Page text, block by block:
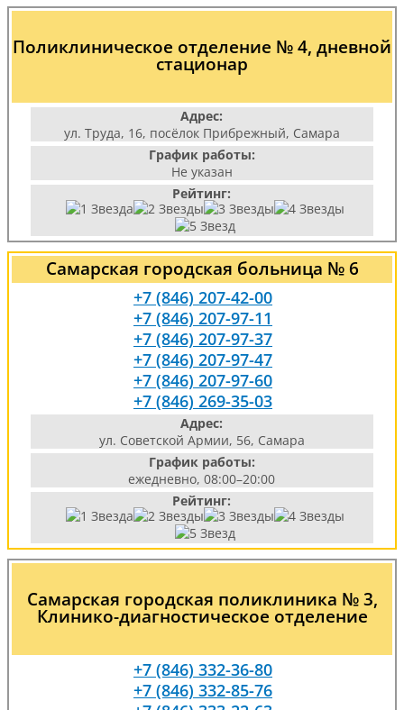
Поликлиническое отделение № 4, дневной
стационар
Адрес:
ул. Труда, 16, посёлок Прибрежный, Самара
График работы:
Не указан
Рейтинг:
Самарская городская больница № 6
+7 (846) 207-42-00
+7 (846) 207-97-11
+7 (846) 207-97-37
+7 (846) 207-97-47
+7 (846) 207-97-60
+7 (846) 269-35-03
Адрес:
ул. Советской Армии, 56, Самара
График работы:
ежедневно, 08:00–20:00
Рейтинг:
Самарская городская поликлиника № 3,
Клинико-диагностическое отделение
+7 (846) 332-36-80
+7 (846) 332-85-76